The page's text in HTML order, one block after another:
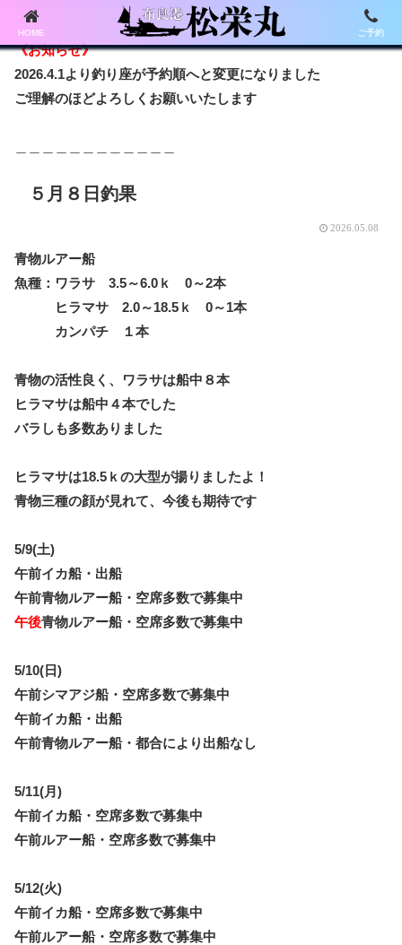
《お知らせ》
2026.4.1より釣り座が予約順へと変更になりました
ご理解のほどよろしくお願いいたします
５月８日釣果
2026.05.08
青物ルアー船
魚種：ワラサ 3.5～6.0ｋ 0～2本
ヒラマサ 2.0～18.5ｋ 0～1本
カンパチ １本
青物の活性良く、ワラサは船中８本
ヒラマサは船中４本でした
バラしも多数ありました
ヒラマサは18.5ｋの大型が揚りましたよ！
青物三種の顔が見れて、今後も期待です
5/9(土)
午前イカ船・出船
午前青物ルアー船・空席多数で募集中
午後青物ルアー船・空席多数で募集中
5/10(日)
午前シマアジ船・空席多数で募集中
午前イカ船・出船
午前青物ルアー船・都合により出船なし
5/11(月)
午前イカ船・空席多数で募集中
午前ルアー船・空席多数で募集中
5/12(火)
午前イカ船・空席多数で募集中
午前ルアー船・空席多数で募集中
HOME ご予約